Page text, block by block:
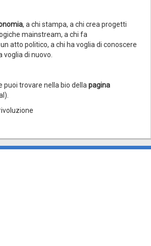
, a chi stampa, a chi crea progetti
mainstream, a chi fa
atto politico, a chi ha voglia di conoscere
voglia di nuovo.
puoi trovare nella bio della pagina